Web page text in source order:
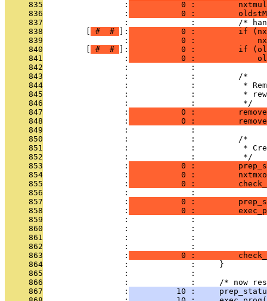
     835
                 :
0 :
     836
                 :
0 :
     837
:             :         /*
     838
# # ]:
0 :         if
     839
                 :
0 :
     840
# # ]:
0 :         if
     841
                 :
0 :
     842
                 :             :
     843
                 :             :         /*
     844
:             :          *
     845
:             :          *
     846
                 :             :          */
     847
                 :
0 :
     848
                 :
0 :
     849
                 :             :
     850
                 :             :         /*
     851
:             :          *
     852
                 :             :          */
     853
                 :
0 :
     854
                 :
0 :
     855
                 :
0 :
     856
                 :             :
     857
                 :
0 :
     858
                 :
0 :
     859
:             :
     860
:             :
     861
:             :
     862
:             :
     863
                 :
0 :
     864
                 :             :     }
     865
                 :             :
     866
:             :     /* now
     867
                 :
10 :